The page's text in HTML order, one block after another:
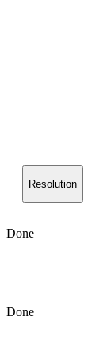
Resolution
Done
Done